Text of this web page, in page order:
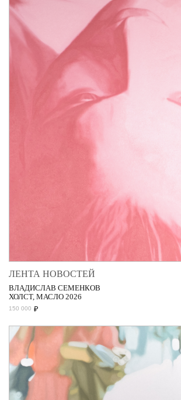
ЛЕНТА НОВОСТЕЙ
ВЛАДИСЛАВ СЕМЕНКОВ
ХОЛСТ, МАСЛО 2026
150 000 ₽